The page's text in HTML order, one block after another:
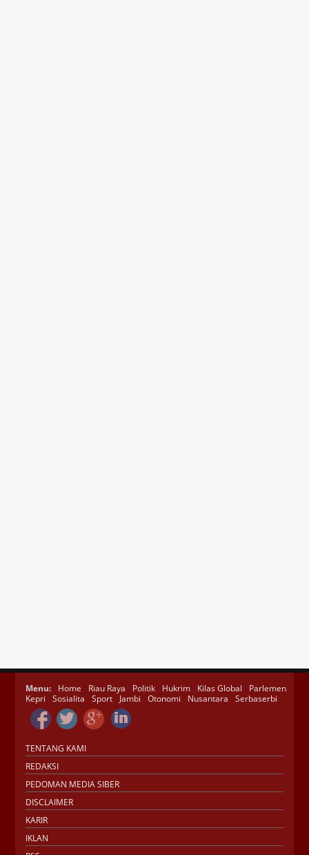
Menu: Home Riau Raya Politik Hukrim Kilas Global
Parlemen
Kepri
Sosialita Sport Jambi Otonomi Nusantara Serbaserbi
TENTANG KAMI
REDAKSI
PEDOMAN MEDIA SIBER
DISCLAIMER
KARIR
IKLAN